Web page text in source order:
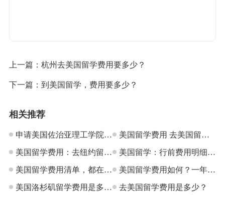
上一篇： 杭州去美国留学费用要多少？
下一篇： 到美国留学，费用要多少？
相关推荐
申请美国佐治亚理工学院，
一年花费是多少？
美国留学费用 去美国留学
要花多少钱
美国留学费用：去纽约留学
一年多少钱？
美国留学：行前费用明细，
超全
美国留学费用清单，都在这
里了
美国留学费用如何？一年要
多少钱？
美国洛杉矶留学费用是多 去美国留学费用是多少？